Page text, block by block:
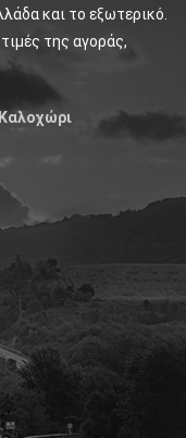
και το εξωτερικό.
της αγοράς,